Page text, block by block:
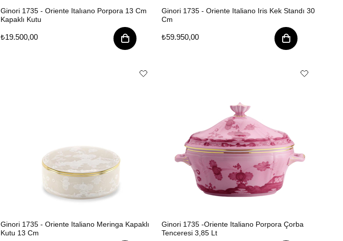
Ginori 1735 - Oriente Italıano Porpora 13 Cm
Kapaklı Kutu
₺19.500,00
Ginori 1735 - Oriente Italiano Iris Kek Standı 30
Cm
₺59.950,00
Ginori 1735 - Oriente Italiano Meringa Kapaklı
Kutu 13 Cm
Ginori 1735 -Oriente Italiano Porpora Çorba
Tenceresi 3,85 Lt